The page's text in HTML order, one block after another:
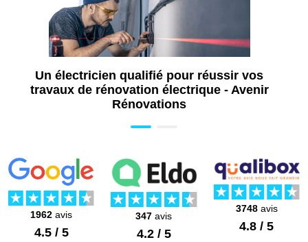
Un électricien qualifié pour réussir vos
travaux de rénovation électrique - Avenir
Rénovations
1962 avis
4.5 / 5
347 avis
4.2 / 5
3748avis
4.8 / 5